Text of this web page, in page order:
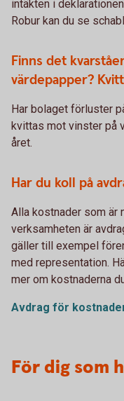
intäkten i
Robur kan du se
Finns det
värdepapper?
Har bolaget förluster
kvittas mot vinster på
året.
Har du koll på
Alla kostnader som är
verksamheten är
gäller till exempel
med representation.
mer om kostnaderna
Avdrag för
För dig som